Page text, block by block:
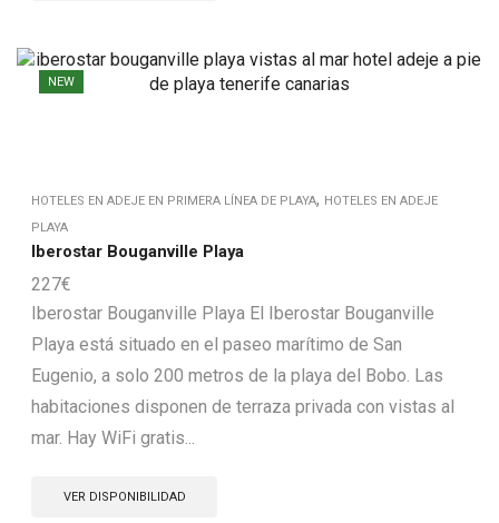
NEW
HOTELES EN ADEJE EN PRIMERA LÍNEA DE PLAYA, HOTELES EN ADEJE
PLAYA
Iberostar Bouganville Playa
227€
Iberostar Bouganville Playa El Iberostar Bouganville
Playa está situado en el paseo marítimo de San
Eugenio, a solo 200 metros de la playa del Bobo. Las
habitaciones disponen de terraza privada con vistas al
mar. Hay WiFi gratis...
VER DISPONIBILIDAD